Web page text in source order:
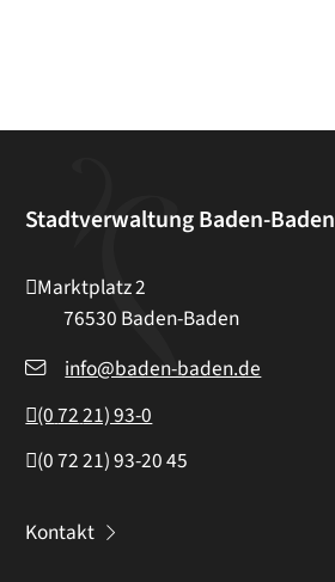
Stadtverwaltung Baden-Baden
Marktplatz 2
76530 Baden-Baden
info@baden-baden.de
(07221) 93-0
(07221) 93-2045
Kontakt